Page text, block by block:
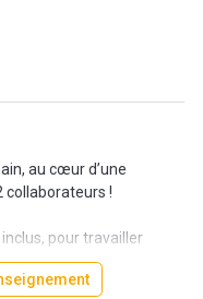
au cœur d’une
collaborateurs !
pour travailler